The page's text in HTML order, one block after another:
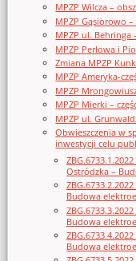
MPZP Wilcza –
MPZP Gąsiorowo –
MPZP ul. Behringa
MPZP Perłowa i
Zmiana MPZP
MPZP Ameryka-
MPZP
MPZP Mierki –
MPZP ul.
Obwieszczenia w
inwestycji celu
Ostródzka –
Budowa
Budowa
Budowa